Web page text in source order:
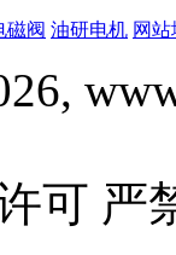
磁阀 油研电机 网
可 严